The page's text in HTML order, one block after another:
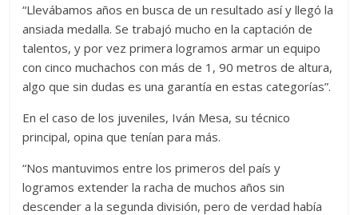
“Llevábamos años en busca de un resultado así y llegó la
ansiada medalla. Se trabajó mucho en la captación de
talentos, y por vez primera logramos armar un equipo
con cinco muchachos con más de 1, 90 metros de altura,
algo que sin dudas es una garantía en estas categorías”.
En el caso de los juveniles, Iván Mesa, su técnico
principal, opina que tenían para más.
“Nos mantuvimos entre los primeros del país y
logramos extender la racha de muchos años sin
descender a la segunda división, pero de verdad había